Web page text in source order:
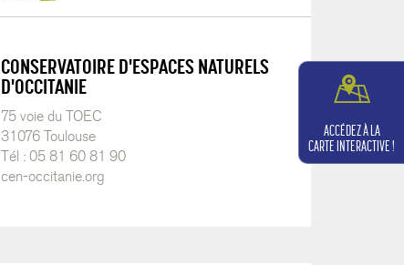
ACCÉDEZ À LA
CARTE INTERACTIVE !
CONSERVATOIRE D'ESPACES NATURELS
D'OCCITANIE
75 voie du TOEC
31076 Toulouse
Tél : 05 81 60 81 90
cen-occitanie.org